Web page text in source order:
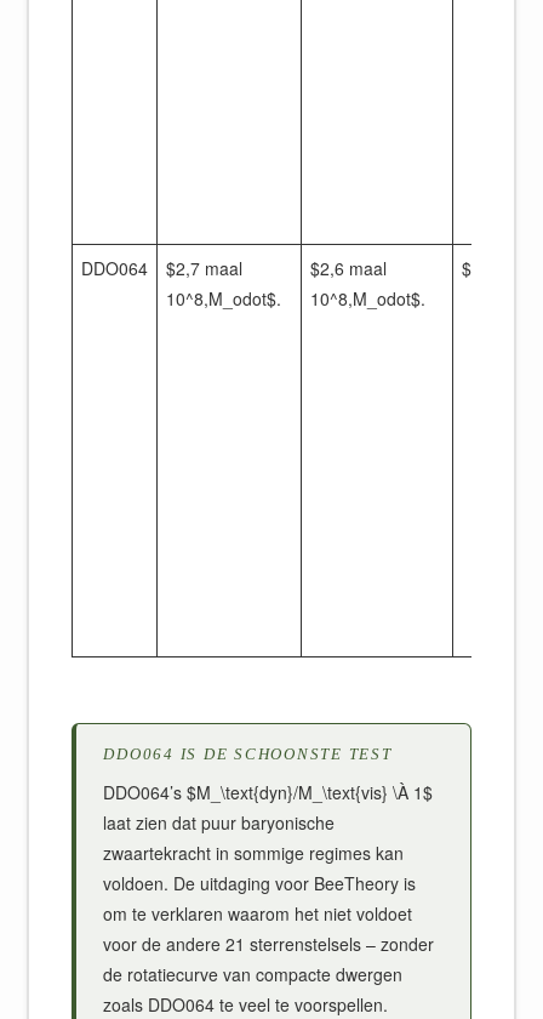
DDO064
$2,7 maal
10^8,M_odot$.
$2,6 maal
10^8,M_odot$.
$ 0,97$
DDO064 IS DE SCHOONSTE TEST
DDO064’s $M_\text{dyn}/M_\text{vis} \À 1$
laat zien dat puur baryonische
zwaartekracht in sommige regimes kan
voldoen. De uitdaging voor BeeTheory is
om te verklaren waarom het niet voldoet
voor de andere 21 sterrenstelsels – zonder
de rotatiecurve van compacte dwergen
zoals DDO064 te veel te voorspellen.